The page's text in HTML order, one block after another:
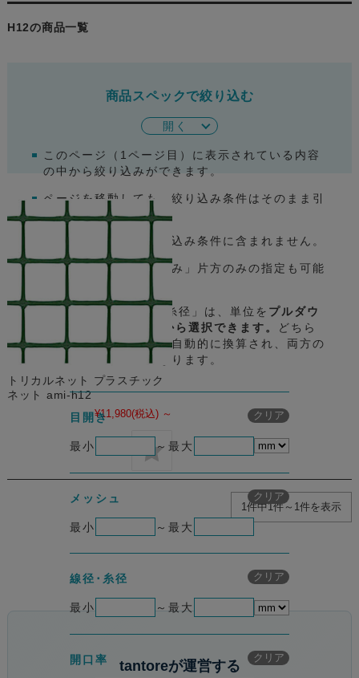
H12の商品一覧
商品スペックで絞り込む
開く
このページ（ 1 ページ目）に表示されている内容
の中から絞り込みができます。
ページを移動しても、絞り込み条件はそのまま引
き継がれます。
未入力の項目は、絞り込み条件に含まれません。
「最大のみ」「最小のみ」片方のみの指定も可能
「目開き」や「線径･糸径」は、単位を プルダウ
ンで「mm」「μm」から選択できます。
どちら
の単位で入力しても、自動的に換算され、両方の
表記の商品が対象になります。
目開き
最小 ～ 最大
メッシュの絞り込み条
クリア
メッシュ
最小 ～ 最大
メッシュの絞り込み条
クリア
線径･糸径
最小 ～最大
メッシュの絞り込み条
クリア
開口率 メッシュの絞り込み条
クリア
トリカルネット プラスチック
ネット ami-h12
¥11,980(税込) ～
1件中1件～1件を表示
tantoreが運営する